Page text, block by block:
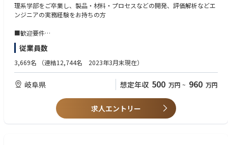
発です。現在、今後の開発テーマ拡大に向け、新技術のプロセス開発を強
化しています。新規構造・新規プロセスの検討から実証にいたるまで、裁
次世代、およびその先の未来（次々世代）の製品化を目標に、パッケージ
基板の全製造工程を対象に、既存技術の改善では実現が難しい課題に対
し、半導体業界の枠にとらわれず幅広い業界の最先端技術を柔軟に取り入
れながら、ゼロベースで材料や構造設計など製品開発からプロセス開発ま
で幅広くご担当いただきます。
【具体的な業務内容】
①技術探索・実験評価
理系学部をご卒業し、製品・材料・プロセスなどの開発、評価解析などエ
ンジニアの実務経験をお持ちの方
■歓迎要件
半導体や電子部品業界での要素技術開発・プロセスエンジニアリングの経
験をお持ちの方
（微細加工、表面処理、膜形成、実装、検査計測など）
従業員数
3,669名 （連結12,744名 2023年3月末現在）
岐阜県 想定年収 500 万円 ~ 960 万円
求人エントリー